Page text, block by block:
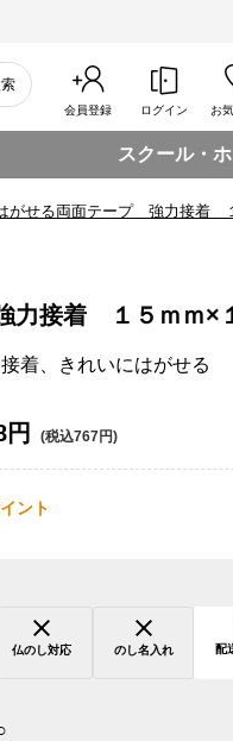
会員登録 ログイン お
スクール・
がせる両面テープ 強力接着
力接着 １５ｍｍ×
着、きれいにはがせる
円 (税込767円)
ント
仏のし対応 のし名入れ 配